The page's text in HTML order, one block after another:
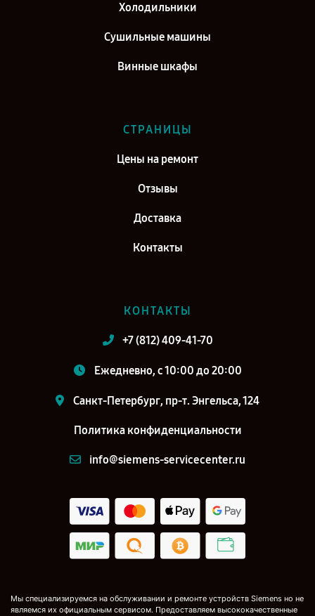
Холодильники
Сушильные машины
Винные шкафы
СТРАНИЦЫ
Цены на ремонт
Отзывы
Доставка
Контакты
КОНТАКТЫ
+7 (812) 409-41-70
Ежедневно, с 10:00 до 20:00
Санкт-Петербург, пр-т. Энгельса, 124
Политика конфиденциальности
info@siemens-servicecenter.ru
Мы специализируемся на обслуживании и ремонте устройств Siemens но не
являемся их официальным сервисом. Предоставляем высококачественные